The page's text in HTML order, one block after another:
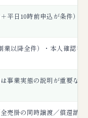
申込から入金ま
訳・税務処理
500万円を借入時の
平日10時前申込が条件）
業以降全件）・本人確認書
事業実態の説明が重要な
売掛の同時譲渡／償還請